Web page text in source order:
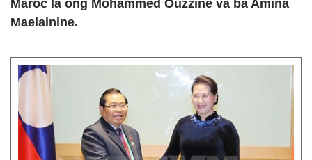
Maroc là ông Mohammed Ouzzine và bà Amina
Maelainine.